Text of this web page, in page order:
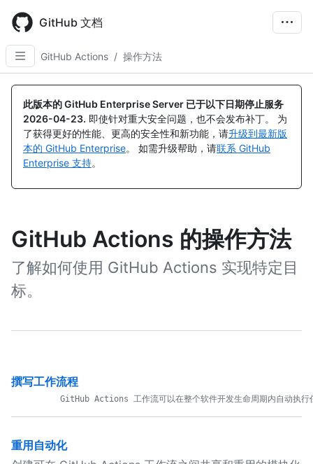
main
content
GitHub 文档
GitHub Actions / 操作方法
此版本的 GitHub Enterprise Server 已于以下日期停止服务
2026-04-23. 即使针对重大安全问题，也不会发布补丁。 为
了获得更好的性能、更高的安全性和新功能，请升级到最新版
本的 GitHub Enterprise。 如需升级帮助，请联系 GitHub
Enterprise 支持。
GitHub Actions 的操作方法
了解如何使用 GitHub Actions 实现特定目
标。
撰写工作流程
重用自动化